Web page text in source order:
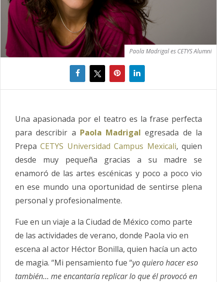
Paola Madrigal es CETYS Alumni
Una apasionada por el teatro es la frase perfecta
para describir a Paola Madrigal egresada de la
PrepaCETYS Universidad Campus Mexicali, quien
desde muy pequeña gracias a su madre se
enamoró de las artes escénicas y poco a poco vio
en ese mundo una oportunidad de sentirse plena
personal y profesionalmente.
Fue en un viaje a la Ciudad de México como parte
de las actividades de verano, donde Paola vio en
escena al actor Héctor Bonilla, quien hacía un acto
de magia. “Mi pensamiento fue “yo quiero hacer eso
también… me encantaría replicar lo que él provocó en